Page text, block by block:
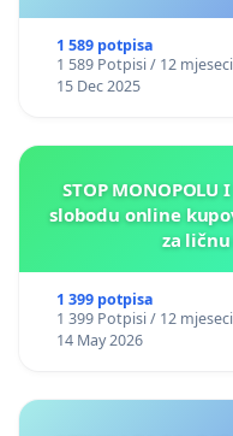
1 589 potpisa
1 589 Potpisi / 12 mjeseci
15 Dec 2025
STOP MONOPOLU
slobodu online
za
1 399 potpisa
1 399 Potpisi / 12 mjeseci
14 May 2026